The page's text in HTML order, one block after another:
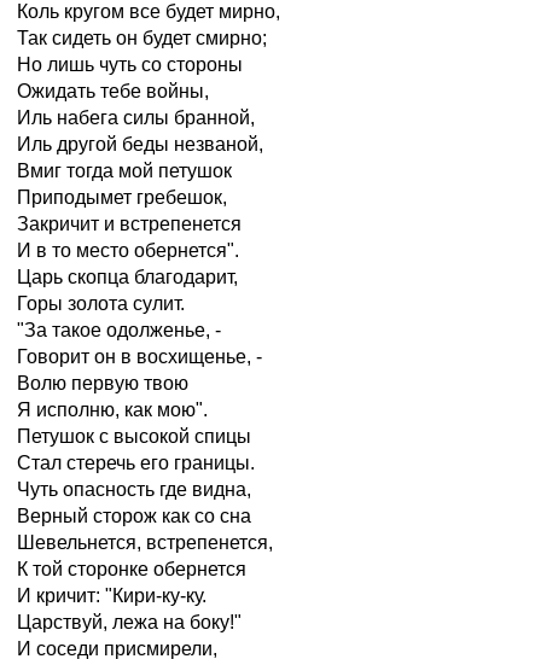
Коль кругом все будет мирно,
Так сидеть он будет смирно;
Но лишь чуть со стороны
Ожидать тебе войны,
Иль набега силы бранной,
Иль другой беды незваной,
Вмиг тогда мой петушок
Приподымет гребешок,
Закричит и встрепенется
И в то место обернется".
Царь скопца благодарит,
Горы золота сулит.
"За такое одолженье, -
Говорит он в восхищенье, -
Волю первую твою
Я исполню, как мою".
Петушок с высокой спицы
Стал стеречь его границы.
Чуть опасность где видна,
Верный сторож как со сна
Шевельнется, встрепенется,
К той сторонке обернется
И кричит: "Кири-ку-ку.
Царствуй, лежа на боку!"
И соседи присмирели,